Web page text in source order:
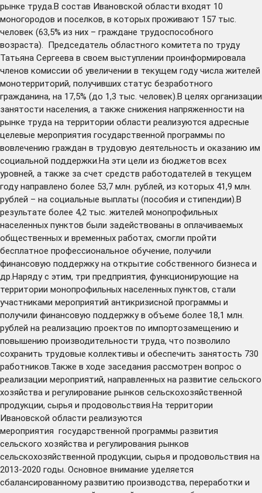
рынке труда.В состав Ивановской области входят 10
моногородов и поселков, в которых проживают 157 тыс.
человек (63,5% из них – граждане трудоспособного
возраста). Председатель областного комитета по труду
Татьяна Сергеева в своем выступлении проинформировала
членов комиссии об увеличении в текущем году числа жителей
монотерриторий, получивших статус безработного
гражданина, на 17,5% (до 1,3 тыс. человек).В целях организации
занятости населения, а также снижения напряженности на
рынке труда на территории области реализуются адресные
целевые мероприятия государственной программы по
вовлечению граждан в трудовую деятельность и оказанию им
социальной поддержки.На эти цели из бюджетов всех
уровней, а также за счет средств работодателей в текущем
году направлено более 53,7 млн. рублей, из которых 41,9 млн.
рублей – на социальные выплаты (пособия и стипендии).В
результате более 4,2 тыс. жителей монопрофильных
населенных пунктов были задействованы в оплачиваемых
общественных и временных работах, смогли пройти
бесплатное профессиональное обучение, получили
финансовую поддержку на открытие собственного бизнеса и
др.Наряду с этим, три предприятия, функционирующие на
территории монопрофильных населенных пунктов, стали
участниками мероприятий антикризисной программы и
получили финансовую поддержку в объеме более 18,1 млн.
рублей на реализацию проектов по импортозамещению и
повышению производительности труда, что позволило
сохранить трудовые коллективы и обеспечить занятость 730
работников.Также в ходе заседания рассмотрен вопрос о
реализации мероприятий, направленных на развитие сельского
хозяйства и регулирование рынков сельскохозяйственной
продукции, сырья и продовольствия.На территории
Ивановской области реализуются
мероприятия государственной программы развития
сельского хозяйства и регулирования рынков
сельскохозяйственной продукции, сырья и продовольствия на
2013-2020 годы. Основное внимание уделяется
сбалансированному развитию производства, переработки и